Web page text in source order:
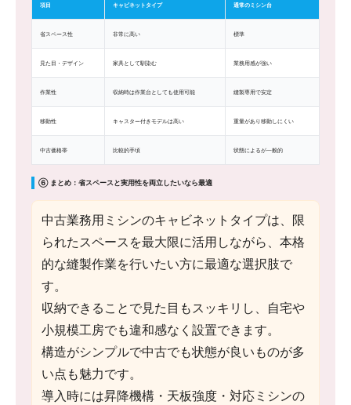
項目 キャビネットタイプ 通常のミシン台
省スペース性 非常に高い 標準
見た目・デザイン 家具として馴染む 業務用感が強い
作業性 収納時は作業台としても使用可能 縫製専用で安定
移動性 キャスター付きモデルは高い 重量があり移動しにくい
中古価格帯 比較的手頃 状態によるが一般的
⑥ まとめ：省スペースと実用性を両立したいなら最適
中古業務用ミシンのキャビネットタイプは、限
られたスペースを最大限に活用しながら、本格
的な縫製作業を行いたい方に最適な選択肢で
す。
収納できることで見た目もスッキリし、自宅や
小規模工房でも違和感なく設置できます。
構造がシンプルで中古でも状態が良いものが多
い点も魅力です。
導入時には昇降機構・天板強度・対応ミシンの